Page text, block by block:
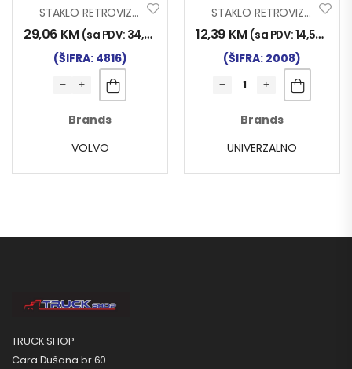
STAKLO RETROVIZORA VOLVO FH III 2013- LIJEVO
29,06 KM (sa PDV: 34,00
(ŠIFRA: 4816)
Brands
VOLVO
STAKLO RETROVIZORA V6
12,39 KM (sa PDV:14,50
(ŠIFRA: 2008)
Brands
UNIVERZALNO
TRUCK SHOP
Cara Dušana br.60